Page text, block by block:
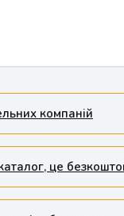
компаній
це